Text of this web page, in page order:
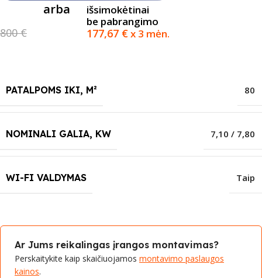
800 €
arba
išsimokėtinai
be pabrangimo
177,67 €x 3 mėn.
PATALPOMS IKI, M² 80
NOMINALI GALIA, KW 7,10 / 7,80
WI-FI VALDYMAS Taip
Ar Jums reikalingas įrangos montavimas?
Perskaitykite kaip skaičiuojamos montavimo paslaugos
kainos.